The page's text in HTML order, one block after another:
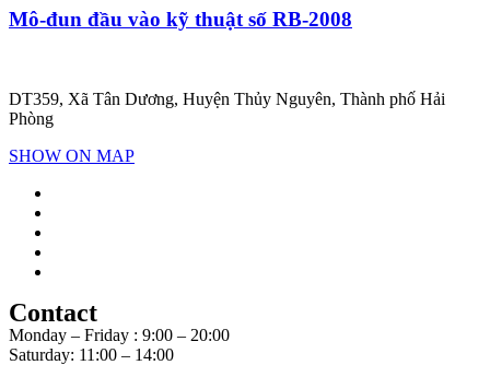
Mô-đun đầu vào kỹ thuật số RB-2008
DT359, Xã Tân Dương, Huyện Thủy Nguyên, Thành phố Hải
Phòng
SHOW ON MAP
Contact
Monday – Friday : 9:00 – 20:00
Saturday: 11:00 – 14:00